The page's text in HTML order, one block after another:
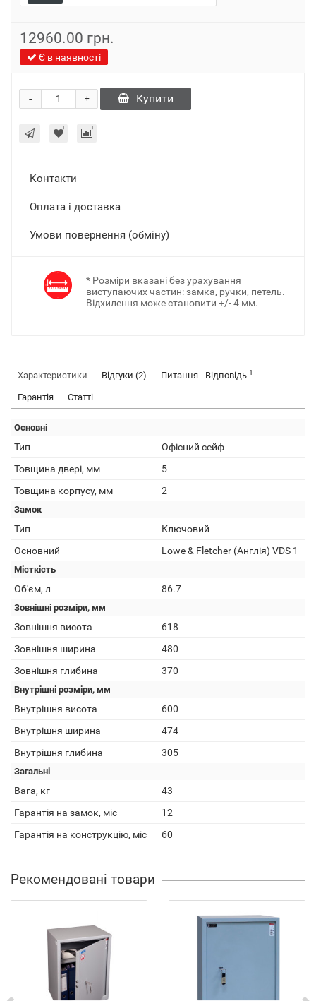
12960.00 грн.
Є в наявності
+
- Купити
Контакти
Оплата і доставка
Умови повернення (обміну)
* Розміри вказані без урахування
виступаючих частин: замка, ручки, петель.
Відхилення може становити +/- 4 мм.
Характеристики Відгуки (2) Питання - Відповідь 1
Гарантія Статті
Основні
Тип
Офісний сейф
Товщина двері, мм
5
Товщина корпусу, мм
2
Замок
Тип
Ключовий
Основний
Lowe & Fletcher (Англія) VDS 1
Місткість
Об'єм, л 86.7
Зовнішні розміри, мм
Зовнішня висота
618
Зовнішня ширина
480
Зовнішня глибина
370
Внутрішні розміри, мм
Внутрішня висота
600
Внутрішня ширина
474
Внутрішня глибина
305
Загальні
Вага, кг
43
Гарантія на замок, міс
12
Гарантія на конструкцію, міс
60
Рекомендовані товари